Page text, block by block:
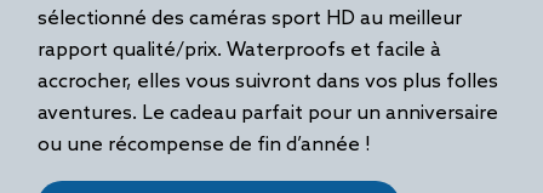
sélectionné des caméras sport HD au meilleur
rapport qualité/prix. Waterproofs et facile à
accrocher, elles vous suivront dans vos plus folles
aventures. Le cadeau parfait pour un anniversaire
ou une récompense de fin d’année !